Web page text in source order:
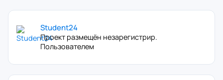
Student24
Проект размещён незарегистрир.
Пользователем